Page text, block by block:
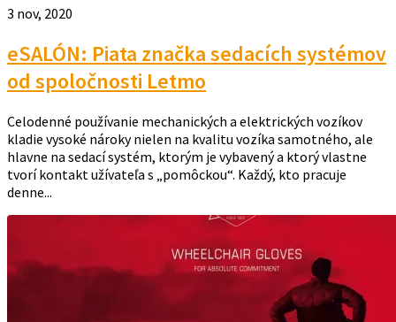
3 nov, 2020
eSALÓN: Piata značka sedacích systémov
od spoločnosti Letmo
Celodenné používanie mechanických a elektrických vozíkov
kladie vysoké nároky nielen na kvalitu vozíka samotného, ale
hlavne na sedací systém, ktorým je vybavený a ktorý vlastne
tvorí kontakt užívateľa s „pomôckou“. Každý, kto pracuje
denne...